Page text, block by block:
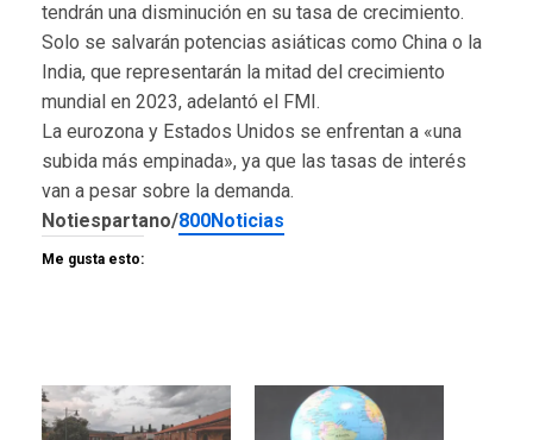
tendrán una disminución en su tasa de crecimiento.
Solo se salvarán potencias asiáticas como China o la
India, que representarán la mitad del crecimiento
mundial en 2023, adelantó el FMI.
La eurozona y Estados Unidos se enfrentan a «una
subida más empinada», ya que las tasas de interés
van a pesar sobre la demanda.
Notiespartano/800Noticias
Me gusta esto: